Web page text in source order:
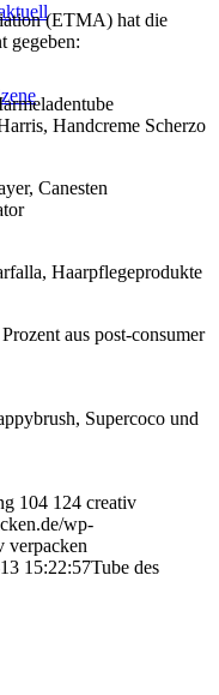
(ETMA) hat die
gegeben:
Handcreme Scherzo
Canesten
Haarpflegeprodukte
aus post-consumer
Supercoco und
104 124 creativ
wp-
verpacken
15:22:57Tube des